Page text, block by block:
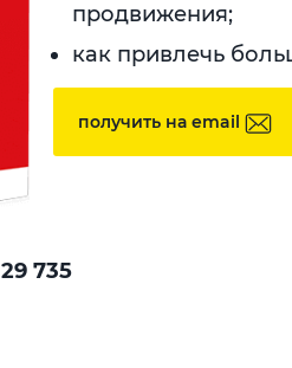
продвижения;
как привлечь
получить на email
29 735